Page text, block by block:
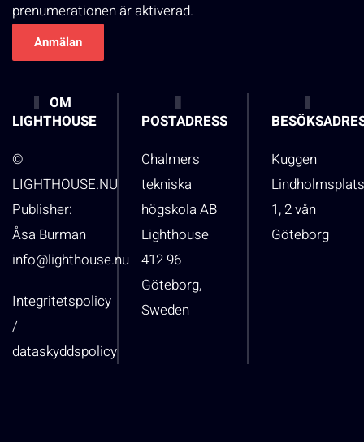
prenumerationen är aktiverad.
OM
LIGHTHOUSE
©
LIGHTHOUSE.NU
Publisher:
Åsa Burman
info@lighthouse.nu
Integritetspolicy
/
dataskyddspolicy
POSTADRESS
Chalmers
tekniska
högskola AB
Lighthouse
412 96
Göteborg,
Sweden
Kuggen
1, 2 vån
Göteborg